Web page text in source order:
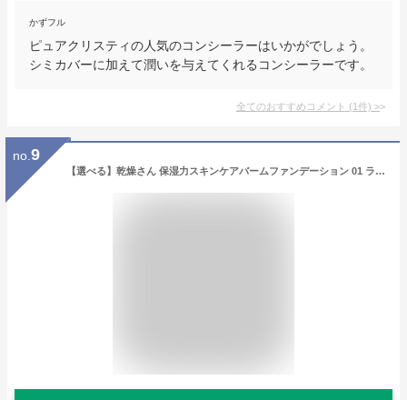
かずフル
ピュアクリスティの人気のコンシーラーはいかがでしょう。
シミカバーに加えて潤いを与えてくれるコンシーラーです。
全てのおすすめコメント (1件) >
no. 9
【選べる】乾燥さん 保湿力スキンケアバームファンデーション 01 ライトベージュ 02 ナチュラルベージュ 12g SPF32 PA++ 乾燥肌 保湿 カバー ツヤ肌 5 in 1 乳液 美容液 クリーム ファンデ コンシーラー 化粧下地 日焼け止め BCL KANSOSAN 国内正規品 送料無料